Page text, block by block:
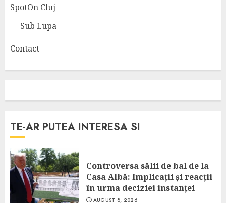
SpotOn Cluj
Sub Lupa
Contact
TE-AR PUTEA INTERESA SI
Controversa sălii de bal de la
Casa Albă: Implicații și reacții
în urma deciziei instanței
AUGUST 8, 2026